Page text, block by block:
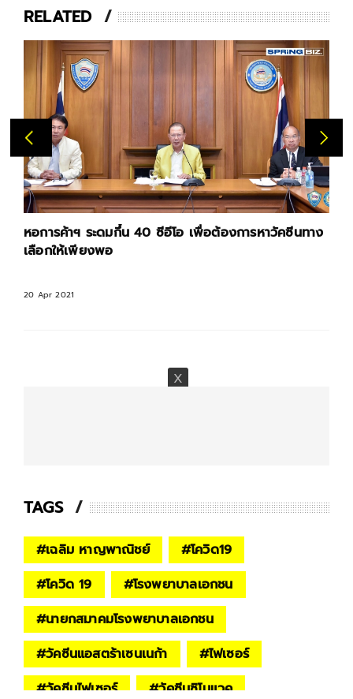
RELATED
หอการค้าฯ ระดมกึ๋น 40 ซีอีโอ เพื่อต้องการหาวัคซีนทาง
เลือกให้เพียงพอ
20 Apr 2021
TAGS
#เฉลิม หาญพาณิชย์ #โควิด19
#โควิด 19 #โรงพยาบาลเอกชน
#นายกสมาคมโรงพยาบาลเอกชน
#วัคซีนแอสตร้าเซนเนก้า #ไฟเซอร์
#วัคซีนไฟเซอร์ #วัคซีนซิโนแวค